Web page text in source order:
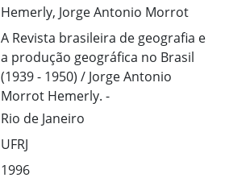
Hemerly, Jorge Antonio Morrot
A Revista brasileira de geografia e
a produção geográfica no Brasil
(1939 - 1950) / Jorge Antonio
Morrot Hemerly. -
Rio de Janeiro
UFRJ
1996